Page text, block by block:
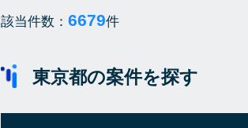
該当件数： 6679件
東京都の案件を探す